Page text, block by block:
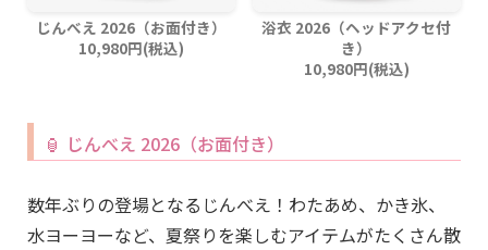
じんべえ 2026（お面付き）
10,980円(税込)
浴衣 2026（ヘッドアクセ付
き）
10,980円(税込)
🏮 じんべえ 2026（お面付き）
数年ぶりの登場となるじんべえ！わたあめ、かき氷、
水ヨーヨーなど、夏祭りを楽しむアイテムがたくさん散